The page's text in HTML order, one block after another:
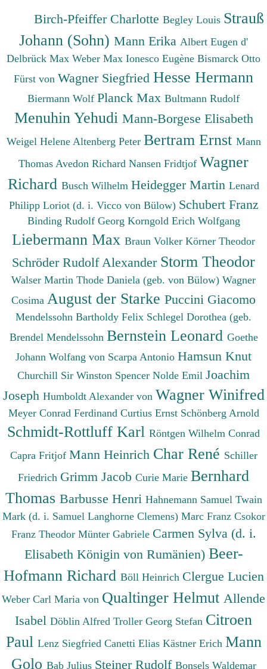
Birch-Pfeiffer CharlotteBegley Louis Strauß
Johann (Sohn) Mann Erika Albert Eugen d'
Delbrück Max Weber Max Ionesco Eugène Bismarck Otto
Fürst von Wagner Siegfried Hesse Hermann
Biermann Wolf Planck Max Bultmann Rudolf
Menuhin Yehudi Mann-Borgese Elisabeth
Weigel Helene Altenberg Peter Bertram Ernst Mann
Thomas Avedon Richard Nansen Fridtjof Wagner
Richard Busch Wilhelm Heidegger Martin Lenard
Philipp Loriot (d. i. Vicco von Bülow) Schubert Franz
Binding Rudolf Georg Korngold Erich Wolfgang
Liebermann Max Braun Volker Körner Theodor
Schröder Rudolf Alexander Storm Theodor
Walser Martin Thode Daniela (geb. von Bülow) Wagner
Cosima August der Starke Puccini Giacomo
Mendelssohn Bartholdy Felix Schlegel Dorothea (geb.
Brendel Mendelssohn Bernstein Leonard Goethe
Johann Wolfang von Scarpa Antonio Hamsun Knut
Churchill Sir Winston Spencer Nolde Emil Joachim
Joseph Humboldt Alexander von Wagner Winifred
Meyer Conrad Ferdinand Curtius Ernst Schönberg Arnold
Schmidt-Rottluff Karl Röntgen Wilhelm Conrad
Capra Fritjof Mann Heinrich Char René Schiller
Friedrich Grimm Jacob Curie Marie Bernhard
Thomas Barbusse Henri Hahnemann Samuel Twain
Mark (d. i. Samuel Langhorne Clemens) Marc Franz Csokor
Franz Theodor Münter Gabriele Carmen Sylva (d. i.
Elisabeth Königin von Rumänien) Beer-
Hofmann Richard Böll Heinrich Clergue Lucien
Weber Carl Maria von Qualtinger Helmut Allende
Isabel Döblin Alfred Troller Georg Stefan Citroen
Paul Lenz Siegfried Canetti Elias Kästner Erich Mann
Golo Bab Julius Steiner Rudolf Bonsels Waldemar